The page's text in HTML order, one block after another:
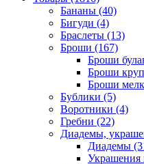
Бананы (40)
Бигуди (4)
Браслеты (13)
Броши (167)
Броши
Броши
Броши
Бублики (5)
Воротники (4)
Гребни (22)
Диадемы,
Диадемы
Украшения